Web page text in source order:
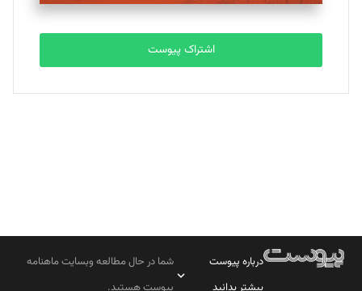
اشتراک پیوست
درباره پیوست
بیشتر بدانید
شما در حال مطالعه وبسایت ماهنامه
پیوست هستید.